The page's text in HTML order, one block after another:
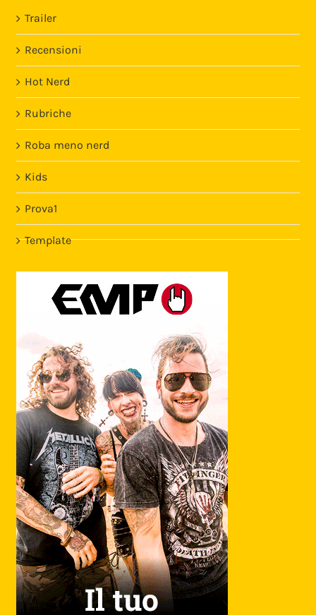
Trailer
Recensioni
Hot Nerd
Rubriche
Roba meno nerd
Kids
Prova1
Template